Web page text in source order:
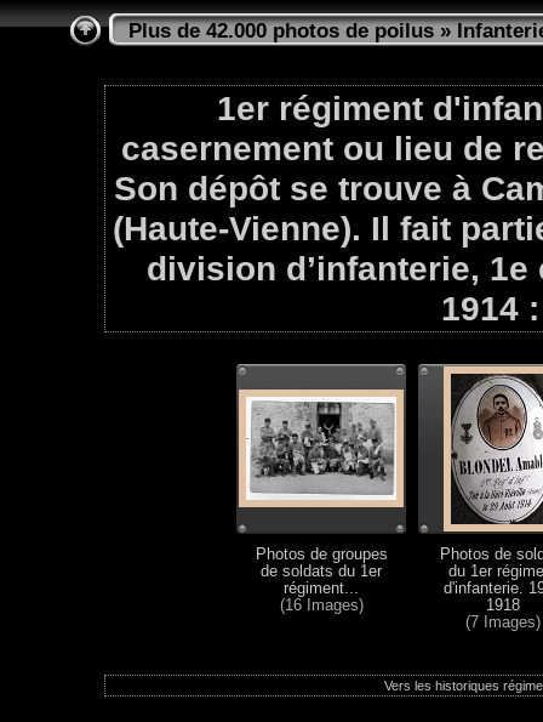
Plus de 42.000 photos de poilus»
1er régiment
casernement ou lieu de
Son dépôt se trouve à
(Haute-Vienne). Il fait
division d’infanterie,
1914
Photos de groupes
de soldats du 1er
régiment...
(16 Images)
Photos de
du 1er
d'infanterie.
1918
(7 Images)
Vers les historiques